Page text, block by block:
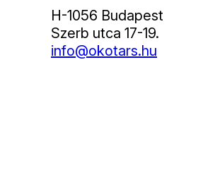
H-1056 Budapest
Szerb utca 17-19.
info@okotars.hu